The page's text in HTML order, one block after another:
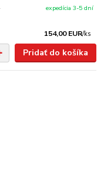
154,00 EUR/ks
expedícia 3-5 dní
Pridať do košíka